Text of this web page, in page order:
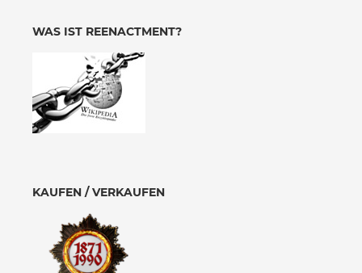
WAS IST REENACTMENT?
KAUFEN / VERKAUFEN